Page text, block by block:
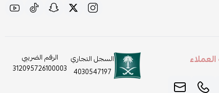
السجل التجاري
4030547197
الرقم الضريبي
312095726100003